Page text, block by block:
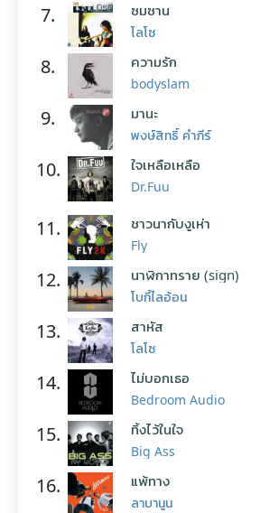
7. ซมซาน
โลโซ
8. ความรัก
bodyslam
9. มานะ
พงษ์สิทธิ์ คำภีร์
10. ใจเหลือเหลือ
Dr.Fuu
11. ชาวนากับงูเห่า
Fly
12. นาฬิกาทราย (sign)
โบกี้ไลอ้อน
13. สาหัส
โลโซ
14. ไม่บอกเธอ
Bedroom Audio
15. ทิ้งไว้ในใจ
Big Ass
16. แพ้ทาง
ลาบานูน